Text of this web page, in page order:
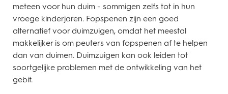
meteen voor hun duim - sommigen zelfs tot in hun
vroege kinderjaren. Fopspenen zijn een goed
alternatief voor duimzuigen, omdat het meestal
makkelijker is om peuters van fopspenen af te helpen
dan van duimen. Duimzuigen kan ook leiden tot
soortgelijke problemen met de ontwikkeling van het
gebit.